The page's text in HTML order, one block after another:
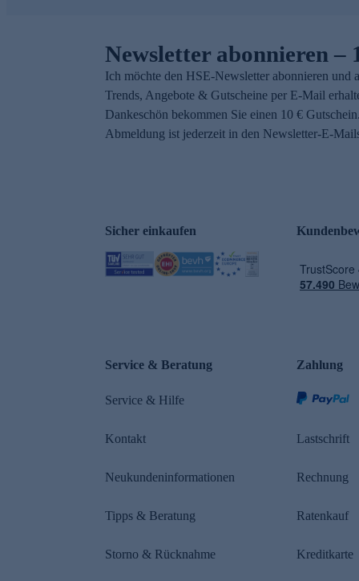
Newsletter abonnieren –
Ich möchte den HSE-Newsletter abonnieren und
Trends, Angebote & Gutscheine per E-Mail
Dankeschön bekommen Sie einen 10 €
Abmeldung ist jederzeit in den Newsletter-E-
Sicher einkaufen
Service & Beratung
Service & Hilfe
Kontakt
Neukundeninformationen
Tipps & Beratung
Storno & Rücknahme
Zahlung
Lastschrift
Rechnung
Ratenkauf
Kreditkarte